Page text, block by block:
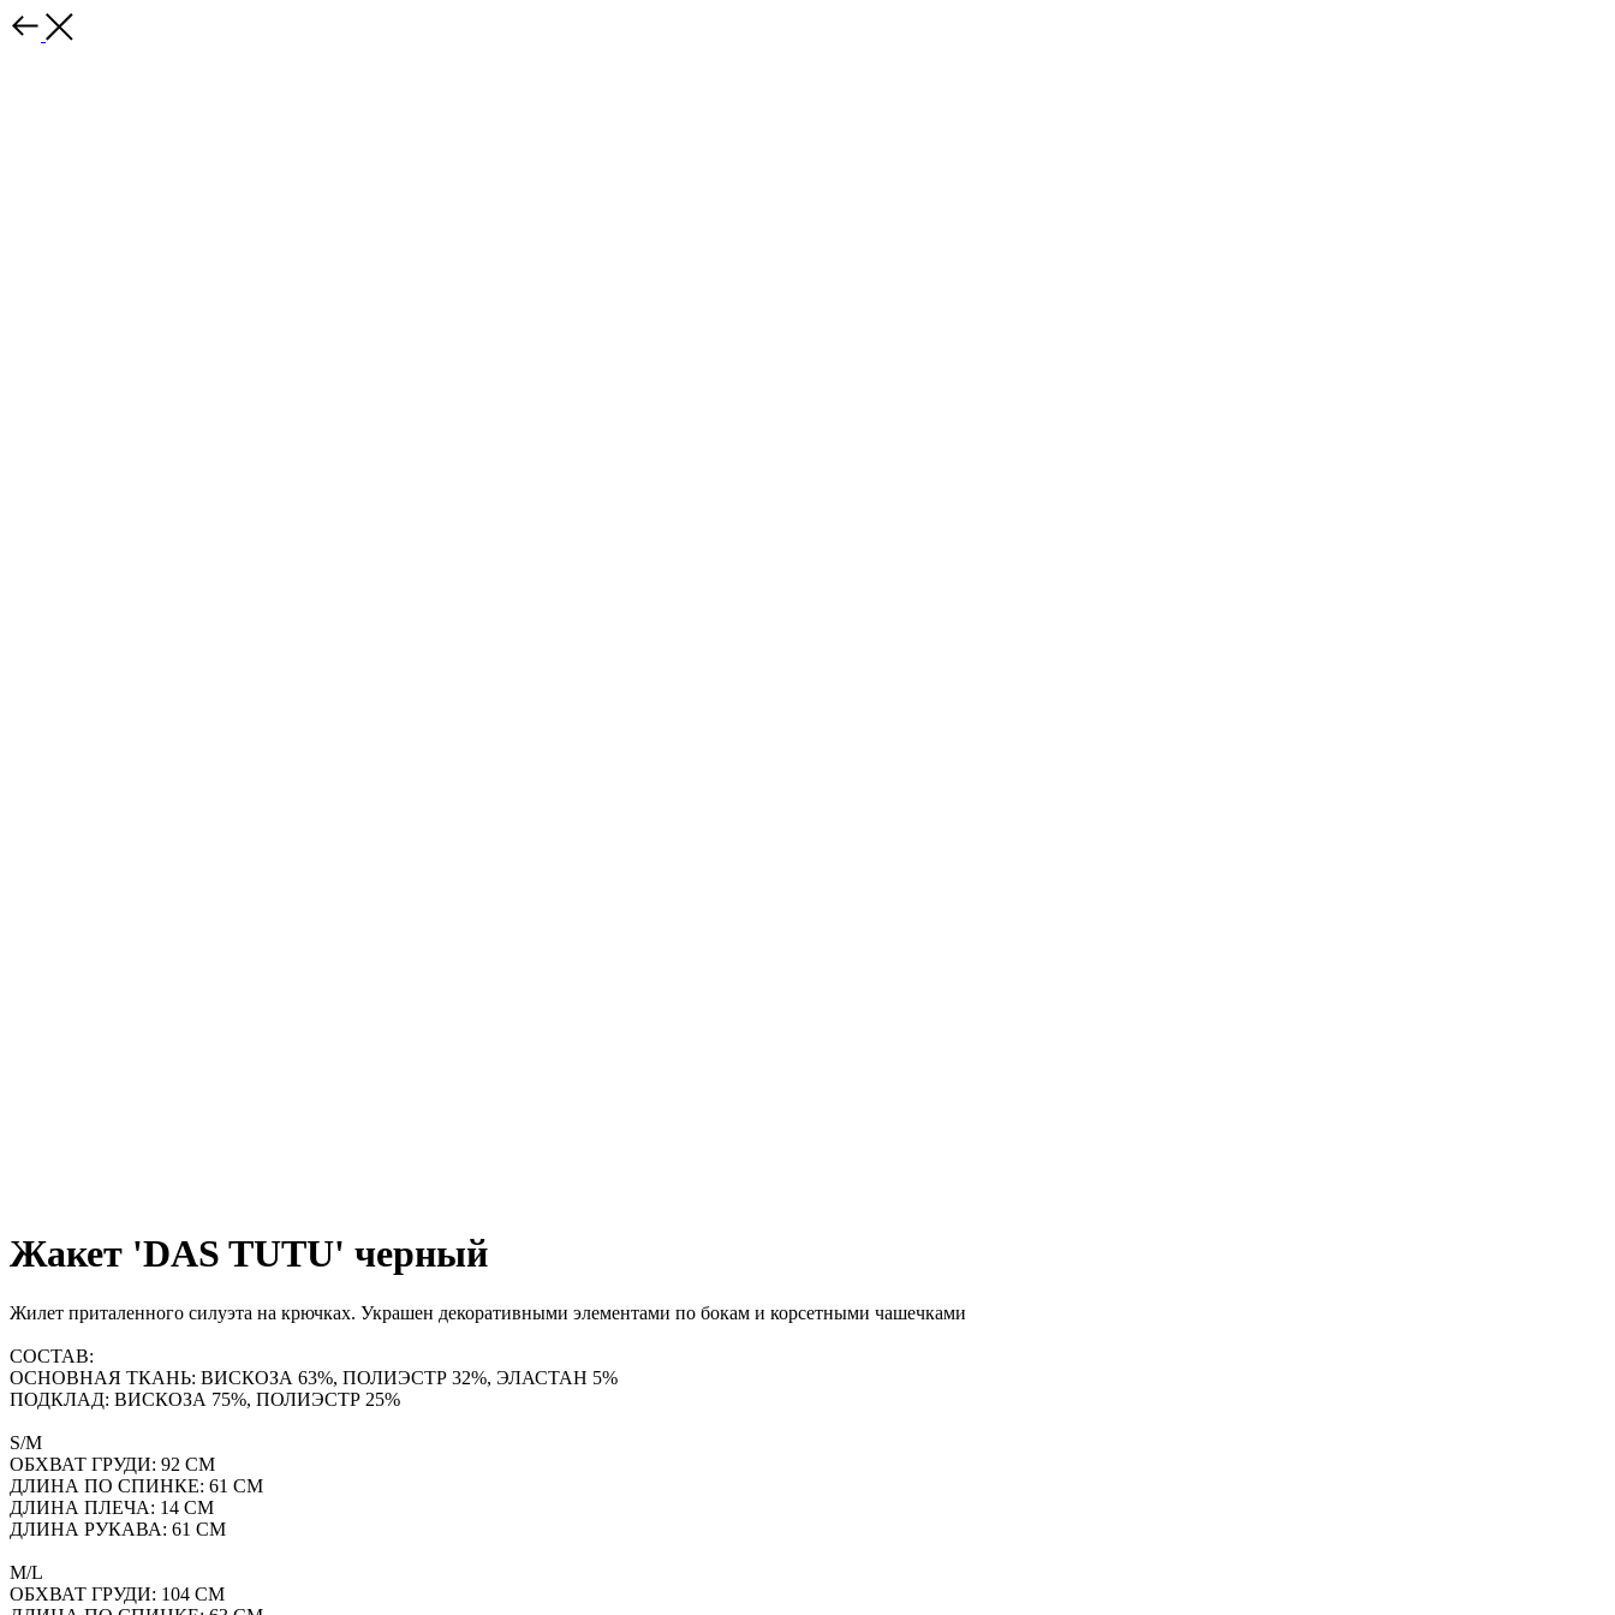
Жакет 'DAS TUTU' черный
Жилет приталенного силуэта на крючках. Украшен декоративными элементами по бокам и корсетными чашечками
СОСТАВ:
ОСНОВНАЯ ТКАНЬ: ВИСКОЗА 63%, ПОЛИЭСТР 32%, ЭЛАСТАН 5%
ПОДКЛАД: ВИСКОЗА 75%, ПОЛИЭСТР 25%
S/M
ОБХВАТ ГРУДИ: 92 СМ
ДЛИНА ПО СПИНКЕ: 61 СМ
ДЛИНА ПЛЕЧА: 14 СМ
ДЛИНА РУКАВА: 61 СМ
M/L
ОБХВАТ ГРУДИ: 104 СМ